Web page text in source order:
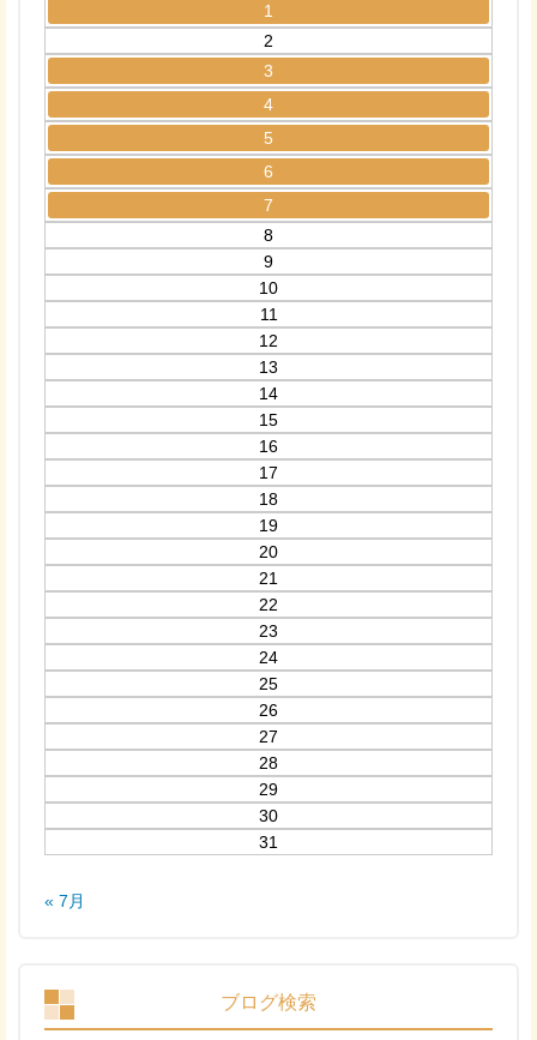
1
2
3
4
5
6
7
8
9
10
11
12
13
14
15
16
17
18
19
20
21
22
23
24
25
26
27
28
29
30
31
« 7月
ブログ検索